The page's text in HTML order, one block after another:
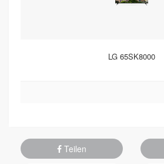
LG 65SK8000
Teilen